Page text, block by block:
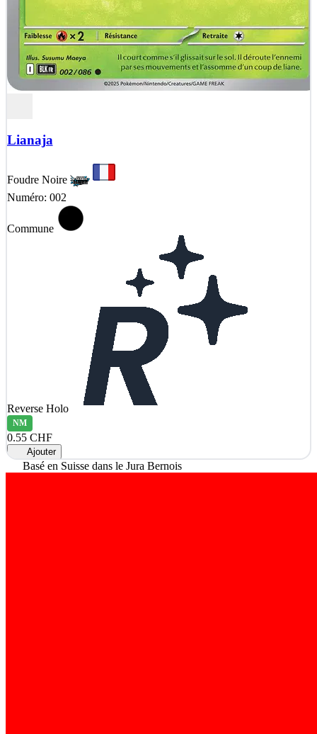
Lianaja
Foudre Noire
Numéro: 002
Commune
Reverse Holo
NM
0.55 CHF
Ajouter
Basé en Suisse dans le Jura Bernois